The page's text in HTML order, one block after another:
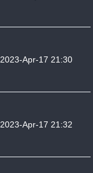
2023-Apr-17 21:30
2023-Apr-17 21:32